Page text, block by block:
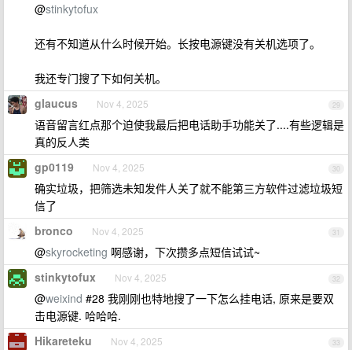
@stinkytofux
还有不知道从什么时候开始。长按电源键没有关机选项了。
我还专门搜了下如何关机。
29
glaucus Nov 4, 2025
语音留言红点那个迫使我最后把电话助手功能关了....有些逻辑是
真的反人类
30
gp0119 Nov 4, 2025
确实垃圾，把筛选未知发件人关了就不能第三方软件过滤垃圾短
信了
31
bronco Nov 4, 2025
@skyrocketing 啊感谢，下次攒多点短信试试~
32
stinkytofux Nov 4, 2025
@weixind #28 我刚刚也特地搜了一下怎么挂电话, 原来是要双
击电源键. 哈哈哈.
33
Hikareteku Nov 4, 2025